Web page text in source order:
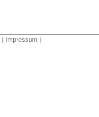
Impressum